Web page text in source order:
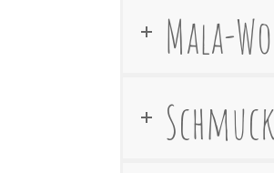
Mala-